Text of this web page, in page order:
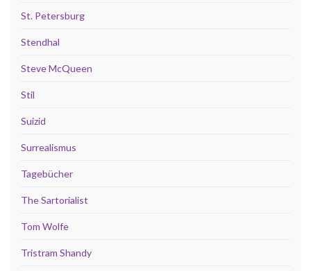
St. Petersburg
Stendhal
Steve McQueen
Stil
Suizid
Surrealismus
Tagebücher
The Sartorialist
Tom Wolfe
Tristram Shandy